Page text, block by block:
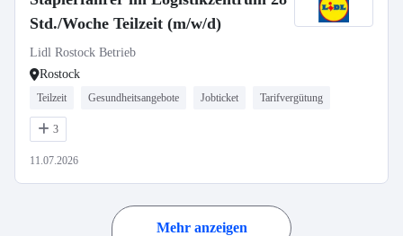
Std./Woche Teilzeit (m/w/d)
Lidl Rostock Betrieb
Rostock
Teilzeit Gesundheitsangebote Jobticket Tarifvergütung
3
11.07.2026
Mehr anzeigen